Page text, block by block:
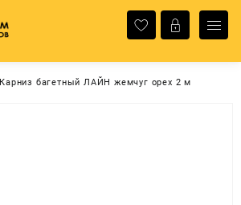
Карниз багетный ЛАЙН жемчуг орех 2 м